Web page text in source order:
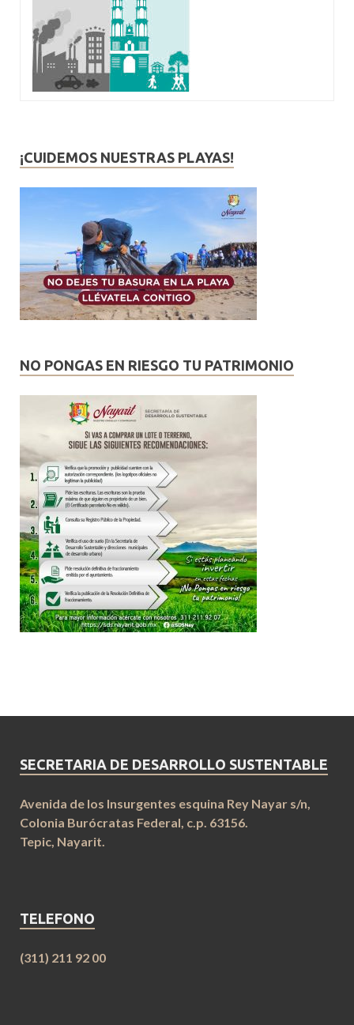
¡CUIDEMOS NUESTRAS PLAYAS!
NO PONGAS EN RIESGO TU PATRIMONIO
SECRETARIA DE DESARROLLO SUSTENTABLE
Avenida de los Insurgentes esquina Rey Nayar s/n,
Colonia Burócratas Federal, c.p. 63156.
Tepic, Nayarit.
TELEFONO
(311) 211 92 00